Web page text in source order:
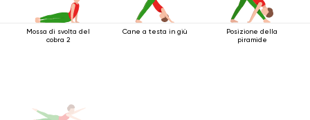
Mossa di svolta del
cobra 2
Cane a testa in giù
Posizione della
piramide